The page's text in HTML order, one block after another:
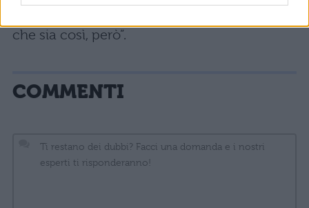
che sia così, però”.
COMMENTI